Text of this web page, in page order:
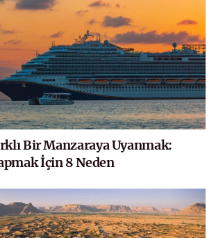
Bir Manzaraya Uyanmak:
İçin 8 Neden